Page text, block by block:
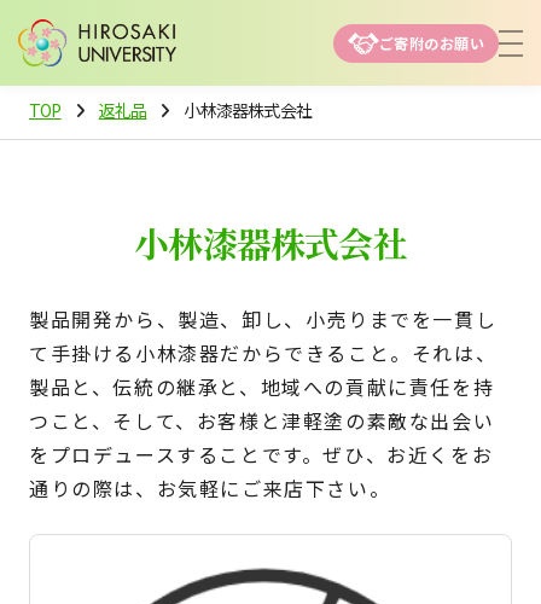
ご寄附のお願い
TOP 返礼品 小林漆器株式会社
小林漆器株式会社
製品開発から、製造、卸し、小売りまでを一貫し
て手掛ける小林漆器だからできること。それは、
製品と、伝統の継承と、地域への貢献に責任を持
つこと、そして、お客様と津軽塗の素敵な出会い
をプロデュースすることです。ぜひ、お近くをお
通りの際は、お気軽にご来店下さい。